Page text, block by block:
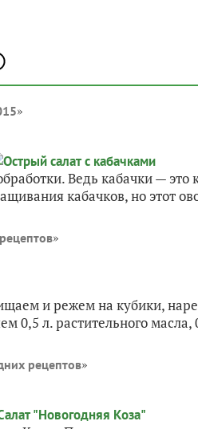
»
Ведь кабачки —
кабачков, но этот
»
и режем на кубики,
л. растительного масла,
рецептов»